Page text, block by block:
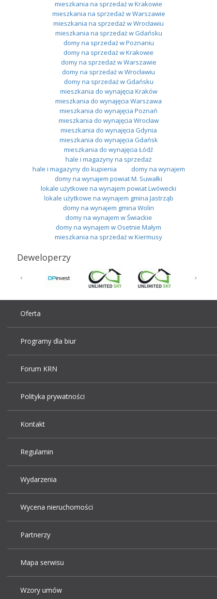
mieszkania na sprzedaż w Krakowie
mieszkania na sprzedaż w Warszawie
mieszkania na sprzedaż w Wrocławiu
mieszkania na sprzedaż w Gdańsku
domy na sprzedaż w Poznaniu
domy na sprzedaż w Krakowie
domy na sprzedaż w Warszawie
domy na sprzedaż w Wrocławiu
domy na sprzedaż w Gdańsku
mieszkania do wynajęcia Kraków
mieszkania do wynajęcia Warszawa
mieszkania do wynajęcia Poznań
mieszkania do wynajęcia Wrocław
mieszkania do wynajęcia Gdynia
mieszkania do wynajęcia Gdańsk
mieszkania do wynajęcia Łódź
hale i magazyny na sprzedaż
hale i magazyny do kupienia
domy na wynajem
domy na wynajem powiat M. Suwałki
lokale użytkowe na wynajem powiat Lwówecki
lokale użytkowe na wynajem gmina Jastrząb
domy na wynajem gmina Wolin
domy na wynajem w Świackie
domy na wynajem w Osetnie Małym
mieszkania na sprzedaż w Kiermusy
Deweloperzy
Oferta
Programy dla biur
Forum KRN
Polityka prywatności
Kontakt
Regulamin
Wydarzenia
Wycena nieruchomości
Partnerzy
Mapa serwisu
Wzory umów